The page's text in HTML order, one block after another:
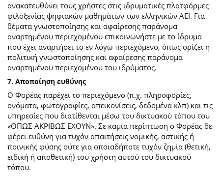
ανακατευθύνει τους χρήστες στις ιδρυματικές πλατφόρμες
φιλοξενίας ψηφιακών μαθημάτων των ελληνικών ΑΕΙ. Για
θέματα γνωστοποίησης και αφαίρεσης παράνομα
αναρτημένου περιεχομένου επικοινωνήστε με το ίδρυμα
που έχει αναρτήσει το εν λόγω περιεχόμενο, όπως ορίζει η
πολιτική γνωστοποίησης και αφαίρεσης παράνομα
αναρτημένου περιεχομένου του ιδρύματος.
7. Αποποίηση ευθύνης
Ο Φορέας παρέχει το περιεχόμενο (π.χ. πληροφορίες,
ονόματα, φωτογραφίες, απεικονίσεις, δεδομένα κλπ) και τις
υπηρεσίες που διατίθενται μέσω του δικτυακού τόπου του
«ΟΠΩΣ ΑΚΡΙΒΩΣ ΕΧΟΥΝ». Σε καμία περίπτωση ο Φορέας δε
φέρει ευθύνη για τυχόν απαιτήσεις νομικής, αστικής ή
ποινικής φύσης ούτε για οποιαδήποτε τυχόν ζημία (θετική,
ειδική ή αποθετική) του χρήστη αυτού του δικτυακού
τόπου.